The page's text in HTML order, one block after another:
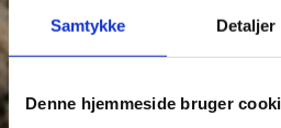
Samtykke Detaljer
Denne hjemmeside bruger